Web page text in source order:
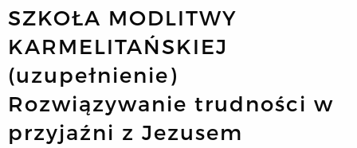
SZKOŁA MODLITWY
KARMELITAŃSKIEJ
(uzupełnienie)
Rozwiązywanie trudności w
przyjaźni z Jezusem